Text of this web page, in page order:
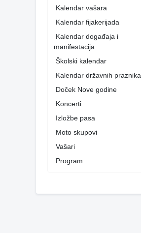
Kalendar vašara
Kalendar fijakerijada
Kalendar događaja i
manifestacija
Školski kalendar
Kalendar državnih praznika
Doček Nove godine
Koncerti
Izložbe pasa
Moto skupovi
Vašari
Program